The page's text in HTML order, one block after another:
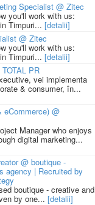
Specialist @ Zitec
you'll work with us:
Timpuri... [detalii]
@ Zitec
you'll work with us:
Timpuri... [detalii]
PR
vei implementa
& consumer, în...
eCommerce) @
Manager who enjoys
digital marketing...
@ boutique -
agency | Recruited by
boutique - creative and
by one... [detalii]